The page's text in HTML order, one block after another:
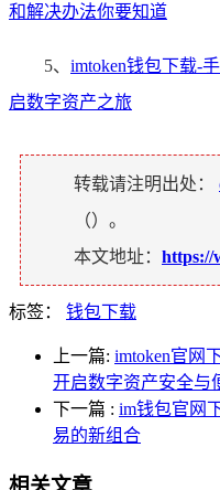
和解决办法你要知道
5、 imtoken钱包下载-
启数字资产之旅
转载请注明出处：
（）。
本文地址： https://
标签： 钱包下载
上一篇: imtoken官网
开启数字资产安全与
下一篇 : im钱包官网
易的新组合
相关文章